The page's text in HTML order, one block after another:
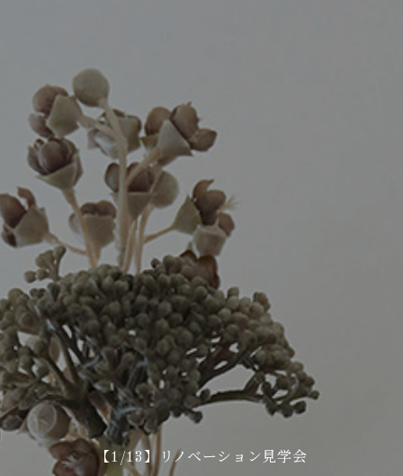
【1/13】リノベーション見学会